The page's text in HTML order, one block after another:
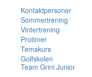
Kontaktpersoner
Sommertrening
Vintertrening
Protimer
Temakurs
Golfskolen
Team Grini Junior